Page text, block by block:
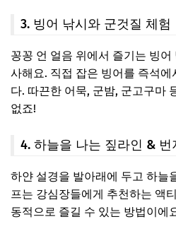
3. 빙어 낚시와 군것질 체험
꽁꽁 언 얼음 위에서 즐기는 빙
사해요. 직접 잡은 빙어를 즉석
다. 따끈한 어묵, 군밤, 군고구마
없죠!
4. 하늘을 나는 짚라인 & 번
하얀 설경을 발아래에 두고 하늘
프는 강심장들에게 추천하는 액
동적으로 즐길 수 있는 방법이에